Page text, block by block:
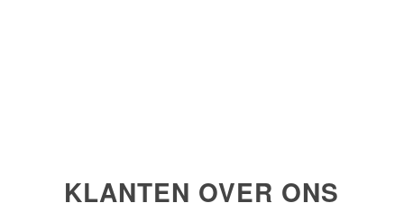
KLANTEN OVER ONS